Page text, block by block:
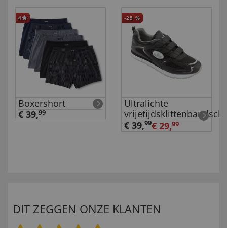
4
Boxershort
€ 39,99
-25 %
Ultralichte
€ 39,99€ 29,99
DIT ZEGGEN ONZE KLANTEN